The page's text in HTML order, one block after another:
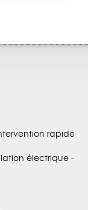
rapide
électrique -